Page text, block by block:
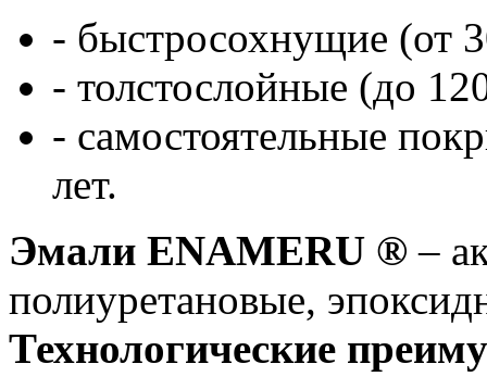
- быстросохнущие (от
- толстослойные (до
- самостоятельные
лет.
Эмали ENAMERU ® –
полиуретановые,
Технологические